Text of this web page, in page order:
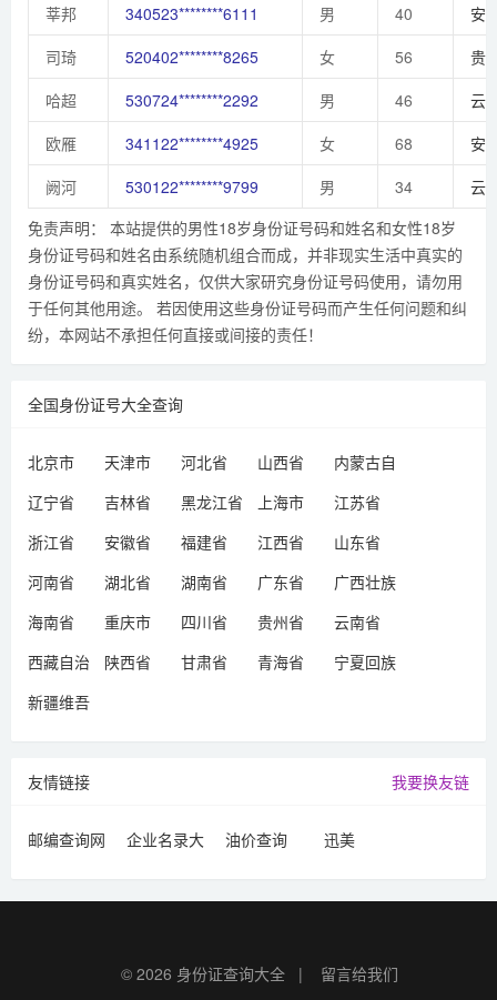
莘邦
340523********6111 男 40
安
司琦
520402********8265 女 56
贵
哈超
530724********2292 男 46
云
欧雁
341122********4925 女 68
安
阙河
530122********9799 男 34
云
免责声明： 本站提供的男性18岁身份证号码和姓名和女性18岁
身份证号码和姓名由系统随机组合而成，并非现实生活中真实的
身份证号码和真实姓名，仅供大家研究身份证号码使用，请勿用
于任何其他用途。 若因使用这些身份证号码而产生任何问题和纠
纷，本网站不承担任何直接或间接的责任！
全国身份证号大全查询
北京市 天津市 河北省 山西省
内蒙古自
治区
辽宁省 吉林省 黑龙江省 上海市
江苏省
浙江省
安徽省 福建省 江西省
山东省
河南省
湖北省 湖南省 广东省
广西壮族
自治区
海南省 重庆市 四川省 贵州省
云南省
西藏自治
区
陕西省 甘肃省 青海省
宁夏回族
新疆维吾
友情链接 我要换友链
邮编查询网
企业名录大
油价查询 迅美
© 2026 身份证查询大全 | 留言给我们